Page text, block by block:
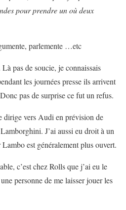
pour prendre un où deux
parlemente …etc
pas de soucie, je connaissais
les journées presse ils arrivent
pas de surprise ce fut un refus.
dirige vers Audi en prévision de
J’ai aussi eu droit à un
est généralement plus ouvert.
c’est chez Rolls que j’ai eu le
personne de me laisser jouer les